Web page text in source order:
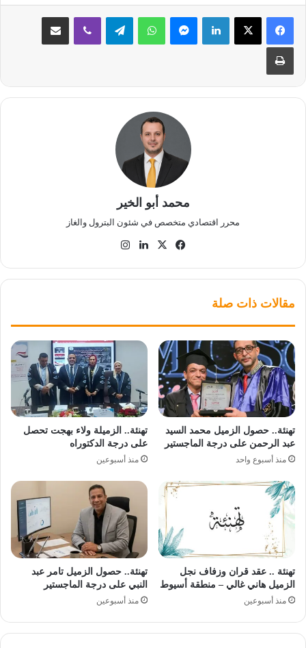
لينكدإن ماسنجر واتساب تيلقرام ڤايبر مشاركة عبر البريد
طباعة
محمد أبو الخير
محرر اقتصادي متخصص في شئون البترول والغاز
فيسبوك
‫X لينكدإن
مقالات ذات صلة
تهنئة.. حصول الزميل محمد السيد
عبد الرحمن على درجة الماجستير
منذ أسبوع واحد
تهنئة.. الزميلة ولاء بهجت تحصل
على درجة الدكتوراه
منذ أسبوعين
تهنئة .. عقد قران وزفاف نجل
الزميل هاني غالي – منطقة أسيوط
منذ أسبوعين
تهنئة.. حصول الزميل تامر عبد
النبي على درجة الماجستير
منذ أسبوعين